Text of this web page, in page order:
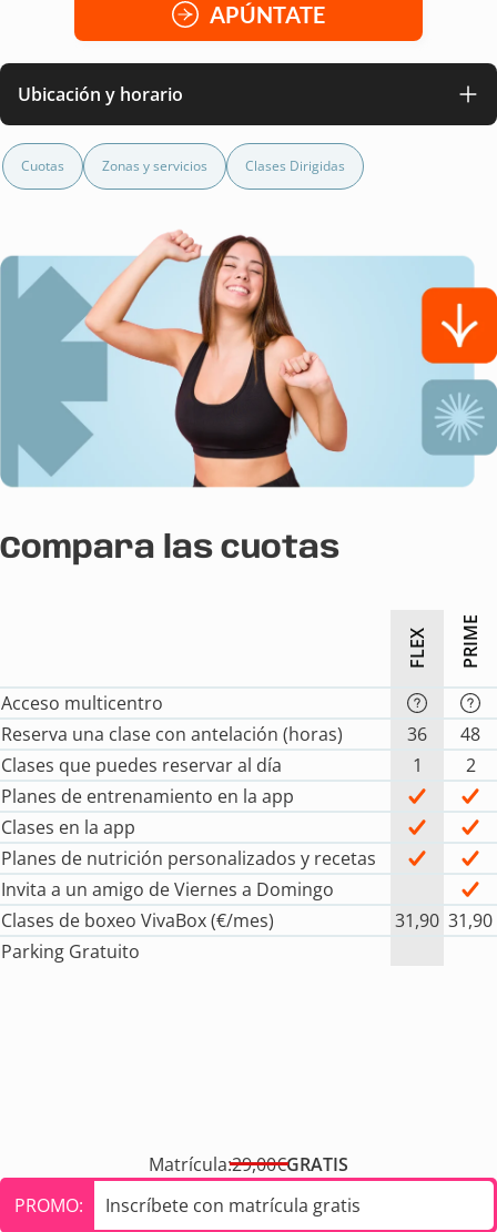
APÚNTATE
Ubicación y horario
Cuotas Zonas y servicios Clases Dirigidas
Compara las cuotas
FLEX PRIME
Acceso multicentro
Reserva una clase con antelación (horas)
36
48
Clases que puedes reservar al día
1
2
Planes de entrenamiento en la app
Clases en la app
Planes de nutrición personalizados y recetas
Invita a un amigo de Viernes a Domingo
Clases de boxeo VivaBox (€/mes)
31,90 31,90
Parking Gratuito
Matrícula:29,00€GRATIS
PROMO:
Inscríbete con matrícula gratis